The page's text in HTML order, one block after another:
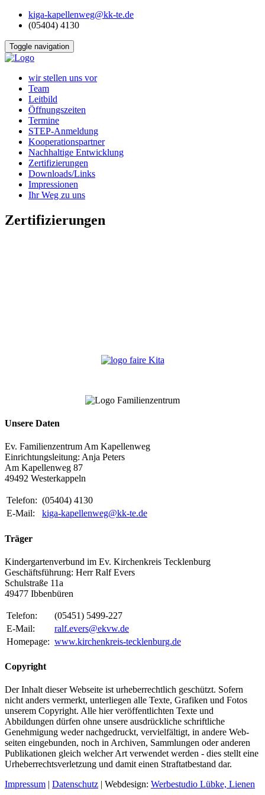
kiga-kapellenweg@kk-te.de
(05404) 4130
Toggle navigation
wir stellen uns vor
Team
Leitbild
Öffnungszeiten
Termine
STEP-Anmeldung
Kooperationspartner
Nachhaltige Entwicklung
Zertifizierungen
Downloads/Links
Impressionen
Ihr Weg zu uns
Zertifizierungen
Unsere Daten
Ev. Familienzentrum Am Kapellenweg
Einrichtungsleitung: Anja Peters
Am Kapellenweg 87
49492 Westerkappeln
Telefon: (05404) 4130
E-Mail:
kiga-kapellenweg@kk-te.de
Träger
Kindergartenverbund im Ev. Kirchenkreis Tecklenburg
Geschäftsführung: Herr Ralf Evers
Schulstraße 11a
49477 Ibbenbüren
Telefon:
(05451) 5499-227
E-Mail:
ralf.evers@ekvw.de
Homepage: www.kirchenkreis-tecklenburg.de
Copyright
Der Inhalt dieser Webseite ist urheberrechtlich geschützt. Sofern
nicht anders vermerkt, unterliegen alle Texte, Grafiken und Fotos
unserem Copyright. Alle hier veröffentlichten Texte und
Abbildungen dürfen ohne unsere ausdrückliche schriftliche
Genehmigung weder nach­ge­druckt, vervielfältigt, in andere Web­
seiten eingebunden, noch in Archiven, Sammlungen oder anderen
Publikationen gleich welcher Art verwendet werden - dies stellt eine
Urheber­rechts­verletzung und damit einen Straftatbestand dar.
Impressum | Datenschutz | Webdesign: Werbestudio Lübke, Lienen